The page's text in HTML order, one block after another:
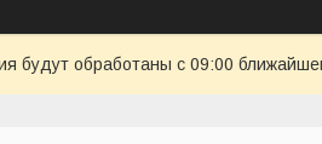
будут обработаны с 09:00